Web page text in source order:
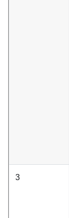
3